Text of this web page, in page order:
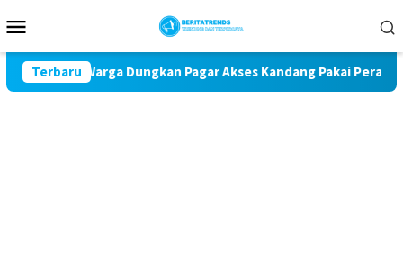
ke
Mobile
Terbaru
Warga Dungkan Pagar Akses Kandang Pakai Peraga Adat